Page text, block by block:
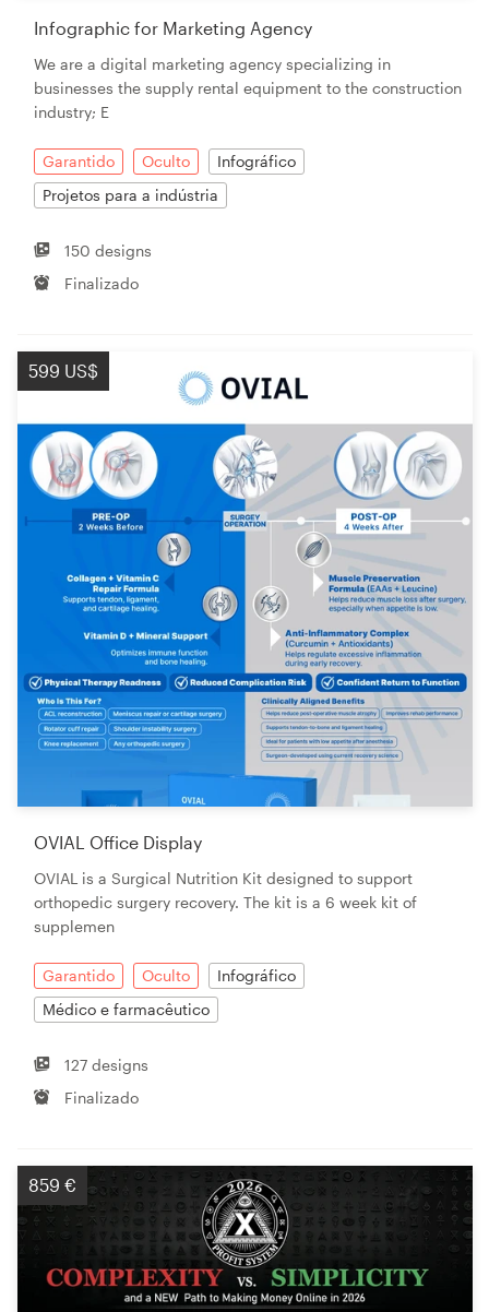
Infographic for Marketing Agency
We are a digital marketing agency specializing in
businesses the supply rental equipment to the construction
industry; E
Garantido Oculto
Infográfico
Projetos para a indústria
150 designs
Finalizado
599 US$
OVIAL Office Display
OVIAL is a Surgical Nutrition Kit designed to support
orthopedic surgery recovery. The kit is a 6 week kit of
supplemen
Garantido Oculto
Infográfico
Médico e farmacêutico
127 designs
Finalizado
859 €